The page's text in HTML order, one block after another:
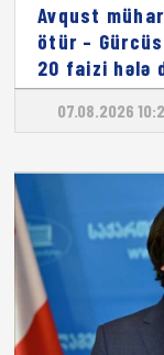
Avqust
ötür –
20 faizi hələ
altındadır
07.08.2026